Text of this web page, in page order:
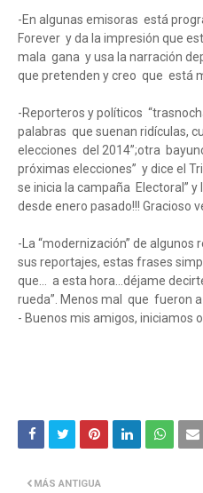
-En algunas emisoras está
Forever y da la impresión que
mala gana y usa la narración
que pretenden y creo que está
-Reporteros y políticos
palabras que suenan ridículas,
elecciones del 2014”;otra
próximas elecciones” y dice el
se inicia la campaña Electoral”
desde enero pasado!!! Gracioso
-La “modernización” de
sus reportajes, estas frases
que… a esta hora…déjame
rueda”. Menos mal que fueron a
- Buenos mis amigos, iniciamos
MÁS ANTIGUA